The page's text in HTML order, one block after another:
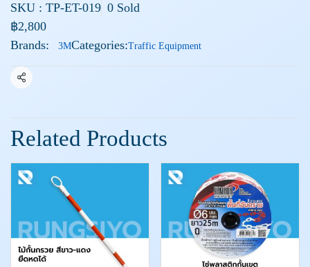
SKU : TP-ET-019 0 Sold
฿2,800
Brands:
3MCategories:Traffic Equipment
Share
Related Products